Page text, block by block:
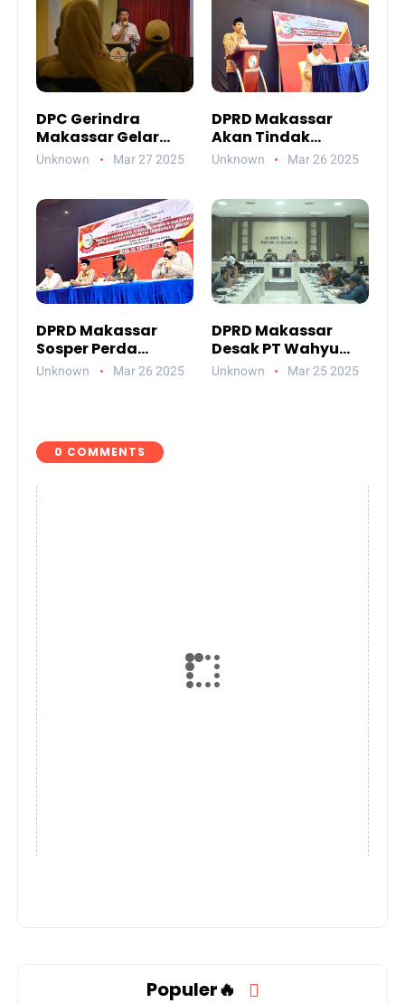
DPC Gerindra
Makassar Gelar
Buka Puasa
Unknown Mar 27 2025
DPRD Makassar
Akan Tindak
Pelanggar Perda
Unknown Mar 26 2025
DPRD Makassar
Sosper Perda
Lingkungan Hidup
Unknown Mar 26 2025
DPRD Makassar
Desak PT Wahyu
Pradana Jelaskan
Unknown Mar 25 2025
0 COMMENTS
Populer🔥